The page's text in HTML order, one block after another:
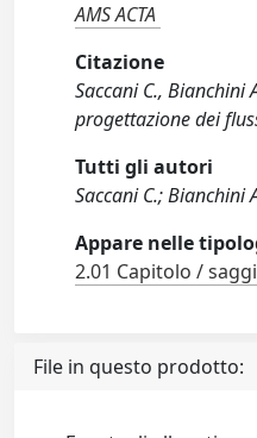
AMS ACTA
Citazione
Saccani C.,
progettazione dei
Tutti gli autori
Saccani C.; Bianchini
Appare nelle
2.01 Capitolo /
File in questo prodotto: